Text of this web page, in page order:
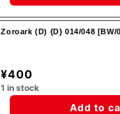
Zoroark (D) {D} 014/048 [BW/
¥400
1 in stock
Add to